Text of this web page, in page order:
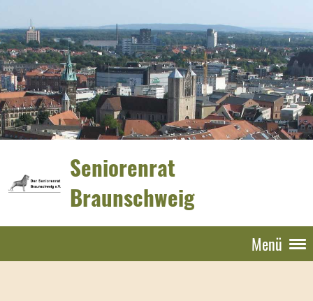
Seniorenrat
Braunschweig
Menü